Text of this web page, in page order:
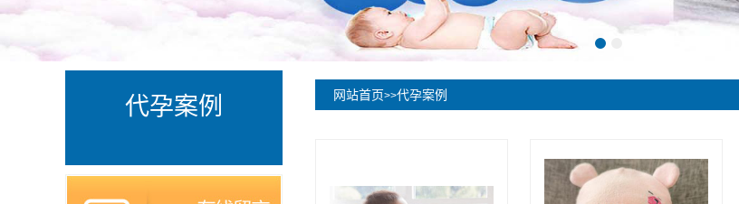
代孕案例 网站首页>>代孕案例